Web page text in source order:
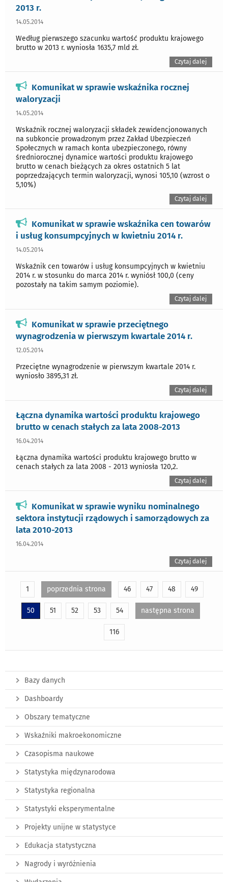
2013 r.
14.05.2014
Według pierwszego szacunku wartość produktu krajowego
brutto w 2013 r. wyniosła 1635,7 mld zł.
Czytaj dalej
Komunikat w sprawie wskaźnika rocznej
waloryzacji
14.05.2014
Wskaźnik rocznej waloryzacji składek zewidencjonowanych
na subkoncie prowadzonym przez Zakład Ubezpieczeń
Społecznych w ramach konta ubezpieczonego, równy
średniorocznej dynamice wartości produktu krajowego
brutto w cenach bieżących za okres ostatnich 5 lat
poprzedzających termin waloryzacji, wynosi 105,10 (wzrost o
5,10%)
Czytaj dalej
Komunikat w sprawie wskaźnika cen towarów
i usług konsumpcyjnych w kwietniu 2014 r.
14.05.2014
Wskaźnik cen towarów i usług konsumpcyjnych w kwietniu
2014 r. w stosunku do marca 2014 r. wyniósł 100,0 (ceny
pozostały na takim samym poziomie).
Czytaj dalej
Komunikat w sprawie przeciętnego
wynagrodzenia w pierwszym kwartale 2014 r.
12.05.2014
Przeciętne wynagrodzenie w pierwszym kwartale 2014 r.
wyniosło 3895,31 zł.
Czytaj dalej
Łączna dynamika wartości produktu krajowego
brutto w cenach stałych za lata 2008-2013
16.04.2014
Łączna dynamika wartości produktu krajowego brutto w
cenach stałych za lata 2008 - 2013 wyniosła 120,2.
Czytaj dalej
Komunikat w sprawie wyniku nominalnego
sektora instytucji rządowych i samorządowych za
lata 2010-2013
16.04.2014
Czytaj dalej
1 poprzednia strona 46 47 48 49
50 51 52 53 54 następna strona
116
Bazy danych
Dashboardy
Obszary tematyczne
Wskaźniki makroekonomiczne
Czasopisma naukowe
Statystyka międzynarodowa
Statystyka regionalna
Statystyki eksperymentalne
Projekty unijne w statystyce
Edukacja statystyczna
Nagrody i wyróżnienia